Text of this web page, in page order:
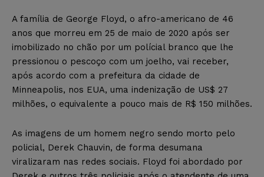
A família de George Floyd, o afro-americano de 46
anos que morreu em 25 de maio de 2020 após ser
imobilizado no chão por um polícial branco que lhe
pressionou o pescoço com um joelho, vai receber,
após acordo com a prefeitura da cidade de
Minneapolis, nos EUA, uma indenização de US$ 27
milhões, o equivalente a pouco mais de R$ 150 milhões.
As imagens de um homem negro sendo morto pelo
policial, Derek Chauvin, de forma desumana
viralizaram nas redes sociais. Floyd foi abordado por